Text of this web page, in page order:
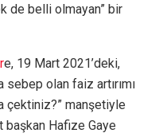
de belli olmayan” bir
e, 19 Mart 2021’deki,
sebep olan faiz artırımı
çektiniz?” manşetiyle
başkan Hafize Gaye